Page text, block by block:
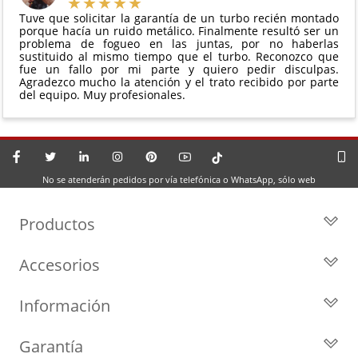
Tuve que solicitar la garantía de un turbo recién montado
porque hacía un ruido metálico. Finalmente resultó ser un
problema de fogueo en las juntas, por no haberlas
sustituido al mismo tiempo que el turbo. Reconozco que
fue un fallo por mi parte y quiero pedir disculpas.
Agradezco mucho la atención y el trato recibido por parte
del equipo. Muy profesionales.
No se atenderán pedidos por vía telefónica o WhatsApp, sólo web
Productos
Turbos por Marca
Cartuchos
Accesorios
Geometrías
Información
Privacidad y Aviso Legal
Garantía